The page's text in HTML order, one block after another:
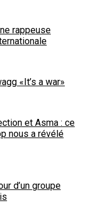
rappeuse
«It’s a war»
et Asma : ce
nous a révélé
d’un groupe